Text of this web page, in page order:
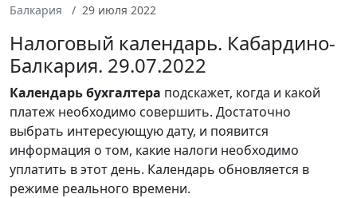
Балкария
29 июля 2022
Налоговый календарь. Кабардино-
Балкария. 29.07.2022
Календарьбухгалтера подскажет, когда и какой
платеж необходимо совершить. Достаточно
выбрать интересующую дату, и появится
информация о том, какие налоги необходимо
уплатить в этот день. Календарь обновляется в
режиме реального времени.